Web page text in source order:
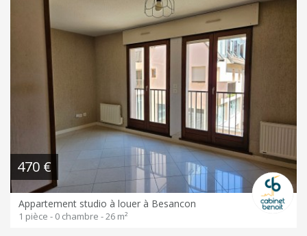
470 €
Appartement studio à louer à Besancon
1 pièce - 0 chambre - 26 m²